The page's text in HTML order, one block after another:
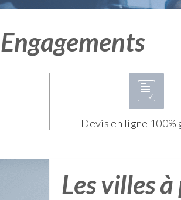
Devis en ligne
Les villes